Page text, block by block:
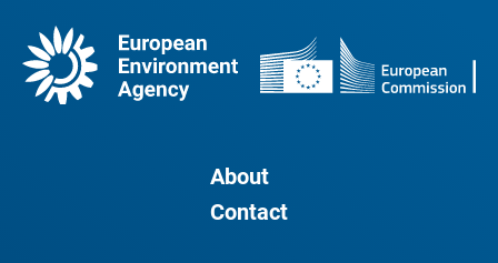
About
Contact